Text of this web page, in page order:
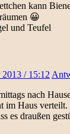
kann
😀
und Teufel
2013 / 15:12
nach
im Haus
es draußen